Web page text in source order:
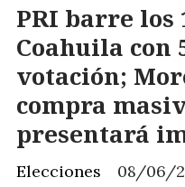
PRI barre los
Coahuila con
votación;
compra
presentará
Elecciones 08/06/